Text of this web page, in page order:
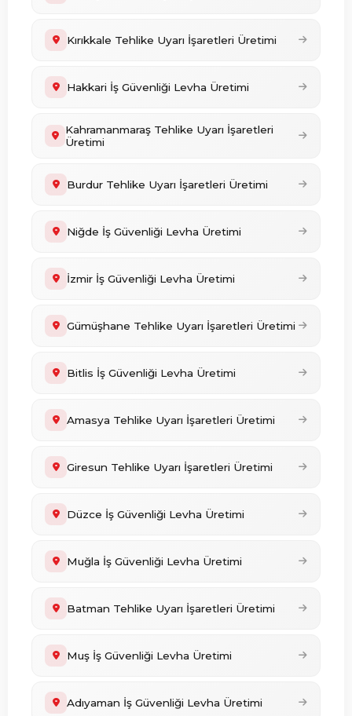
Kırıkkale Tehlike Uyarı İşaretleri Üretimi
Hakkari İş Güvenliği Levha Üretimi
Kahramanmaraş Tehlike Uyarı İşaretleri
Üretimi
Burdur Tehlike Uyarı İşaretleri Üretimi
Niğde İş Güvenliği Levha Üretimi
İzmir İş Güvenliği Levha Üretimi
Gümüşhane Tehlike Uyarı İşaretleri Üretimi
Bitlis İş Güvenliği Levha Üretimi
Amasya Tehlike Uyarı İşaretleri Üretimi
Giresun Tehlike Uyarı İşaretleri Üretimi
Düzce İş Güvenliği Levha Üretimi
Muğla İş Güvenliği Levha Üretimi
Batman Tehlike Uyarı İşaretleri Üretimi
Muş İş Güvenliği Levha Üretimi
Adıyaman İş Güvenliği Levha Üretimi